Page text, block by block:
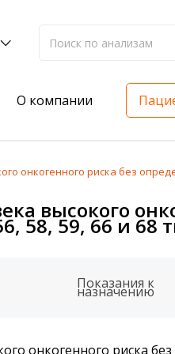
О компании
на жирорастворимые
вашего здоровья
онкогенного риска без
высокого
58, 59, 66 и 68
Показания к
назначению
онкогенного риска без